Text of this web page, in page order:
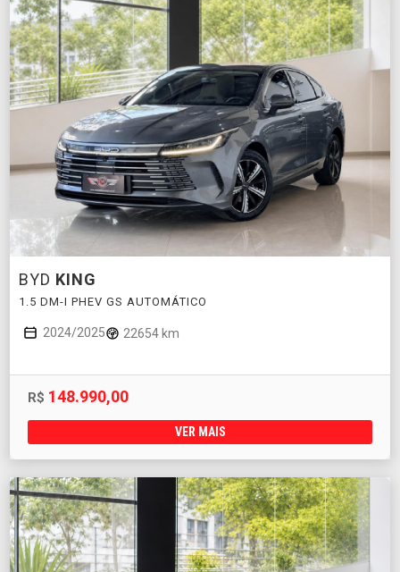
BYD KING
1.5 DM-I PHEV GS AUTOMÁTICO
2024/2025 22654 km
R$ 148.990,00
VER MAIS